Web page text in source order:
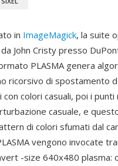
in ImageMagick, la suite
John Cristy presso
PLASMA genera
ricorsivo di spostamento
colori casuali, poi i punti
casuale, e
di colori sfumati dal
vengono invocate
-size 640x480 plasma: